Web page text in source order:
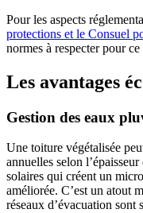
Pour les aspects
protections et le Consuel
normes à respecter pour
Les avantages
Gestion des eaux
Une toiture végétalisée
annuelles selon
solaires qui créent un
améliorée. C’est un atout
réseaux d’évacuation sont